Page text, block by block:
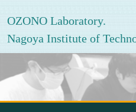
OZONO Laboratory.
Nagoya Institute of